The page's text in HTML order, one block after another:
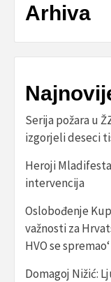
Arhiva
Serija požara u
izgorjeli deseci
Heroji
intervencija
Oslobođenje
važnosti za
HVO se spremao‘
Domagoj Nižić: